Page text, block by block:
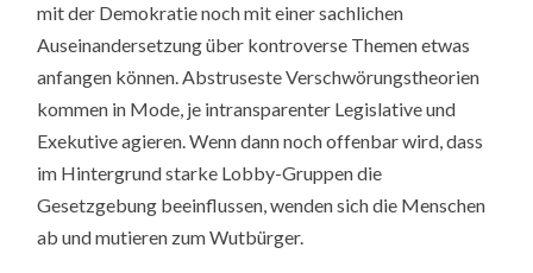
mit der Demokratie noch mit einer sachlichen
Auseinandersetzung über kontroverse Themen etwas
anfangen können. Abstruseste Verschwörungstheorien
kommen in Mode, je intransparenter Legislative und
Exekutive agieren. Wenn dann noch offenbar wird, dass
im Hintergrund starke Lobby-Gruppen die
Gesetzgebung beeinflussen, wenden sich die Menschen
ab und mutieren zum Wutbürger.